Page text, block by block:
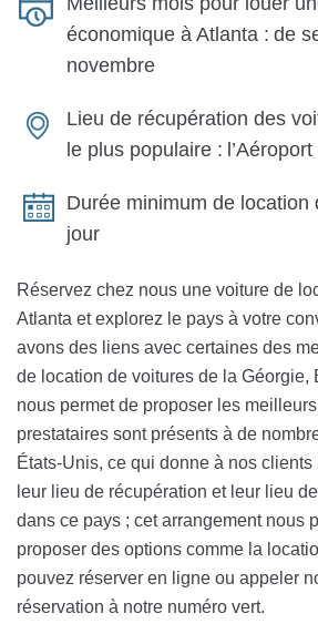
économique à Atlanta : de
novembre
Lieu de récupération des
le plus populaire : l’Aéroport
Durée minimum de location
jour
Réservez chez nous une voiture de
Atlanta et explorez le pays à votre
avons des liens avec certaines des
de location de voitures de la Géorgie,
nous permet de proposer les
prestataires sont présents à de
États-Unis, ce qui donne à nos
leur lieu de récupération et leur lieu
dans ce pays ; cet arrangement nous
proposer des options comme la
pouvez réserver en ligne ou appeler
réservation à notre numéro vert.